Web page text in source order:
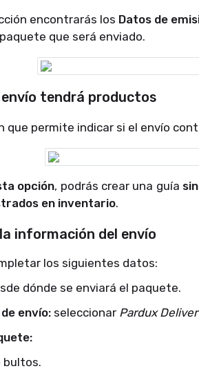
encontrarás los Datos de
que será enviado.
envío tendrá productos
que permite indicar si el envío
opción, podrás crear una guía
en inventario.
información del envío
los siguientes datos:
dónde se enviará el paquete.
envío: seleccionar Pardux
bultos.